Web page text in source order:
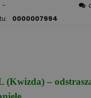
-
0000007994
(Kwizda) –